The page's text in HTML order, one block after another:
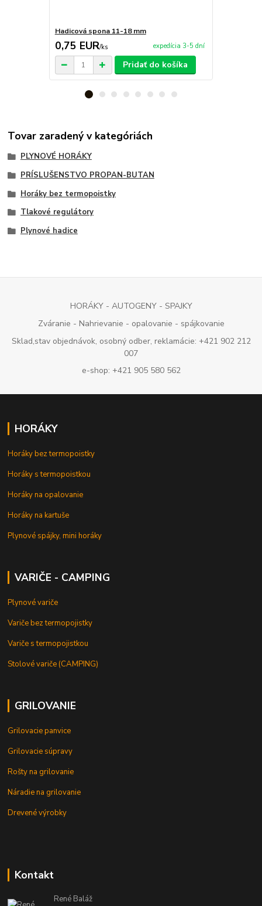
Hadicová spona 11-18 mm
0,75 EUR/ks expedícia 3-5 dní
Pridať do košíka
Tovar zaradený v kategóriách
PLYNOVÉ HORÁKY
PRÍSLUŠENSTVO PROPAN-BUTAN
Horáky bez termopoistky
Tlakové regulátory
Plynové hadice
HORÁKY - AUTOGENY - SPAJKY
Zváranie - Nahrievanie - opalovanie - spájkovanie
Sklad,stav objednávok, osobný odber, reklamácie: +421 902 212
007
e-shop: +421 905 580 562
HORÁKY
Horáky bez termopoistky
Horáky s termopoistkou
Horáky na opalovanie
Horáky na kartuše
Plynové spájky, mini horáky
VARIČE - CAMPING
Plynové variče
Variče bez termopojistky
Variče s termopojistkou
Stolové variče (CAMPING)
GRILOVANIE
Grilovacie panvice
Grilovacie súpravy
Rošty na grilovanie
Náradie na grilovanie
Drevené výrobky
Kontakt
René Baláž